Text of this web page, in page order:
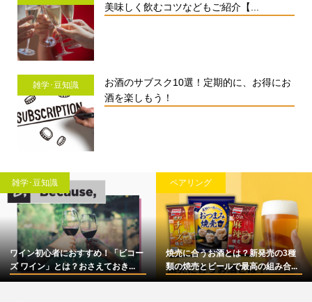
美味しく飲むコツなどもご紹介【...
雑学･豆知識
お酒のサブスク10選！定期的に、お得にお
酒を楽しもう！
雑学･豆知識
ワイン初心者におすすめ！「ビコー
ズ ワイン」とは？おさえておき...
ペアリング
焼売に合うお酒とは？新発売の3種
類の焼売とビールで最高の組み合...